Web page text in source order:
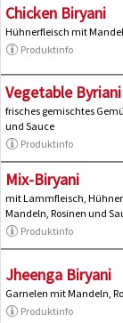
Chicken Biryani
Hühnerfleisch mit
Produktinfo
Vegetable Byriani
frisches gemischtes
und Sauce
Produktinfo
Mix-Biryani
mit Lammfleisch,
Mandeln, Rosinen und
Produktinfo
Jheenga Biryani
Garnelen mit Mandeln,
Produktinfo